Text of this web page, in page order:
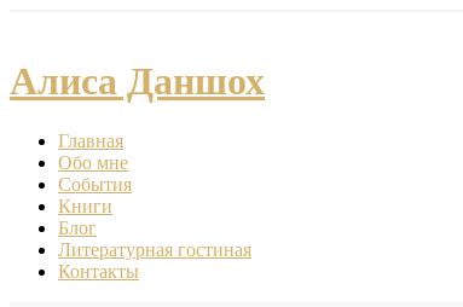
Алиса Даншох
Главная
Обо мне
События
Книги
Блог
Литературная гостиная
Контакты